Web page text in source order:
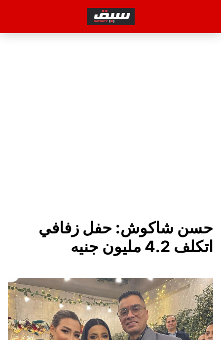
حسن شاكوش: حفل زفافي
اتكلف 4.2 مليون جنيه